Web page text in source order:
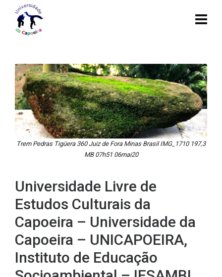
Trem Pedras Tigüera 360 Juiz de Fora Minas Brasil IMG_1710 197,3
MB 07h51 06mai20
Universidade Livre de
Estudos Culturais da
Capoeira – Universidade da
Capoeira – UNICAPOEIRA,
Instituto de Educação